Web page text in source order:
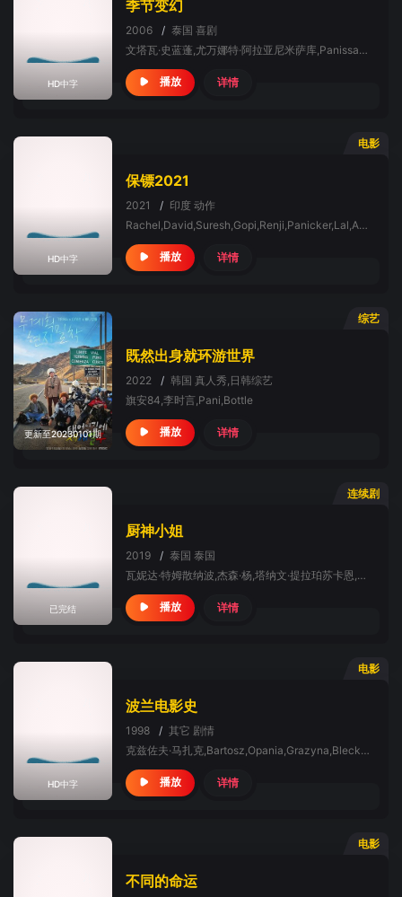
HD中字
季节变幻
2006 / 泰国 喜剧
文塔瓦·史蓝蓬,尤万娜特·阿拉亚尼米萨库,Panissara,Phimpru,拉楚·苏拉查拉斯,楚缇玛·提潘娜特,Chalermpol,Tuntawisut,Kazuki,Yano
播放 详情
电影
HD中字
保镖2021
2021 / 印度 动作
Rachel,David,Suresh,Gopi,Renji,Panicker,Lal,Anjali,Nair,Kichu,Tellus
播放 详情
综艺
更新至20230101期
既然出身就环游世界
2022 / 韩国 真人秀,日韩综艺
旗安84,李时言,Pani,Bottle
播放 详情
连续剧
已完结
厨神小姐
2019 / 泰国 泰国
瓦妮达·特姆散纳波,杰森·杨,塔纳文·提拉珀苏卡恩,坦纳博迪·杰任,淳妮苷·内醉,Boom,Panadda,Wongphudee,Ya,Janya,Thanasawaangkoun,Jeab,Paweena,Charivsakul,Jaturong,Mokjok,Peter,Maiocchi,纳彭·普洛姆苏万,RoodBus,Phakphol,Tanpanit,Paramej,Noiam,Noon,Ramida,Prapasanobon
播放 详情
电影
HD中字
波兰电影史
1998 / 其它 剧情
克兹佐夫·马扎克,Bartosz,Opania,Grazyna,Blecka-Kolska
播放 详情
电影
不同的命运